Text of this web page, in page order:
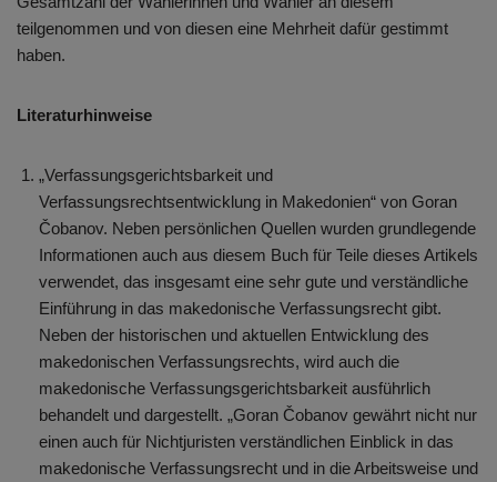
teilgenommen und von diesen eine Mehrheit dafür gestimmt
haben.
Literaturhinweise
„Verfassungsgerichtsbarkeit und
Verfassungsrechtsentwicklung in Makedonien“ von Goran
Čobanov. Neben persönlichen Quellen wurden grundlegende
Informationen auch aus diesem Buch für Teile dieses Artikels
verwendet, das insgesamt eine sehr gute und verständliche
Einführung in das makedonische Verfassungsrecht gibt.
Neben der historischen und aktuellen Entwicklung des
makedonischen Verfassungsrechts, wird auch die
makedonische Verfassungsgerichtsbarkeit ausführlich
behandelt und dargestellt. „Goran Čobanov gewährt nicht nur
einen auch für Nichtjuristen verständlichen Einblick in das
makedonische Verfassungsrecht und in die Arbeitsweise und